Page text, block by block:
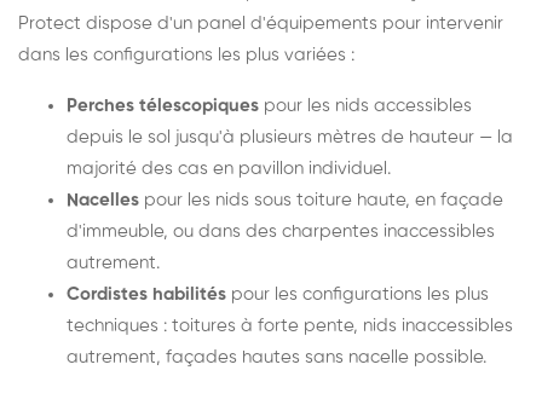
Protect dispose d'un panel d'équipements pour intervenir
dans les configurations les plus variées :
Perches télescopiques pour les nids accessibles
depuis le sol jusqu'à plusieurs mètres de hauteur — la
majorité des cas en pavillon individuel.
Nacelles pour les nids sous toiture haute, en façade
d'immeuble, ou dans des charpentes inaccessibles
autrement.
Cordistes habilités pour les configurations les plus
techniques : toitures à forte pente, nids inaccessibles
autrement, façades hautes sans nacelle possible.